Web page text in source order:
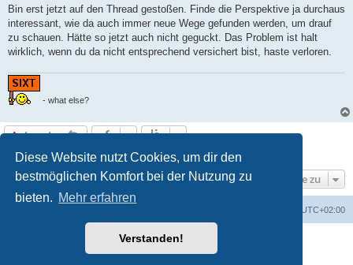
Diese Website nutzt Cookies, um dir den
bestmöglichen Komfort bei der Nutzung zu
bieten. Mehr erfahren
Verstanden!
t
r
a
g
Bin erst jetzt auf den Thread gestoßen. Finde die Perspektive ja durchaus
interessant, wie da auch immer neue Wege gefunden werden, um drauf
zu schauen. Hätte so jetzt auch nicht geguckt. Das Problem ist halt
wirklich, wenn du da nicht entsprechend versichert bist, haste verloren.
- what else?
Antworten
3 Beiträge • Seite1 von 1
Gehe zu
UTC+02:00
Powered byphpBB® Forum Software © phpBB Limited
Deutsche Übersetzung durchphpBB.de